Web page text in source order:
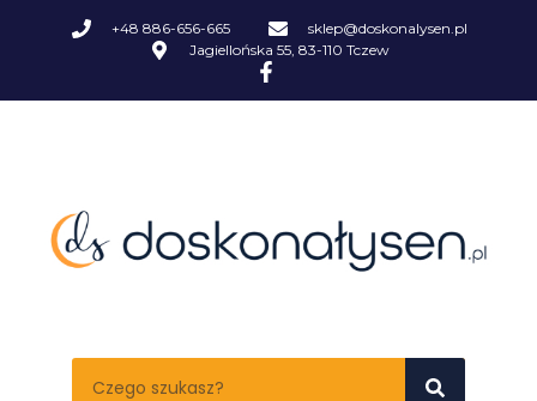
+48 886-656-665
sklep@doskonalysen.pl
Jagiellońska 55, 83-110 Tczew